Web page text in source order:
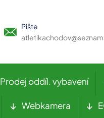
Pište
Prodej oddíl. vybavení
Webkamera